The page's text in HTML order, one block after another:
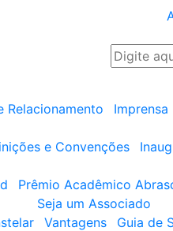
Relacionamento
Imprensa
e Convenções
Prêmio Acadêmico
Seja um Associado
Vantagens Guia de